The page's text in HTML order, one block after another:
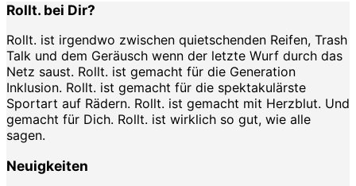
Rollt. bei Dir?
Rollt. ist irgendwo zwischen quietschenden Reifen, Trash
Talk und dem Geräusch wenn der letzte Wurf durch das
Netz saust. Rollt. ist gemacht für die Generation
Inklusion. Rollt. ist gemacht für die spektakulärste
Sportart auf Rädern. Rollt. ist gemacht mit Herzblut. Und
gemacht für Dich. Rollt. ist wirklich so gut, wie alle
sagen.
Neuigkeiten